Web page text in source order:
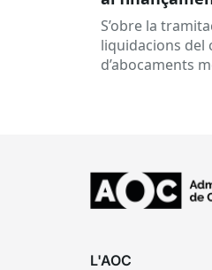
liquidat l’any
S’obre la
liquidacions del
d’abocaments
L'AOC